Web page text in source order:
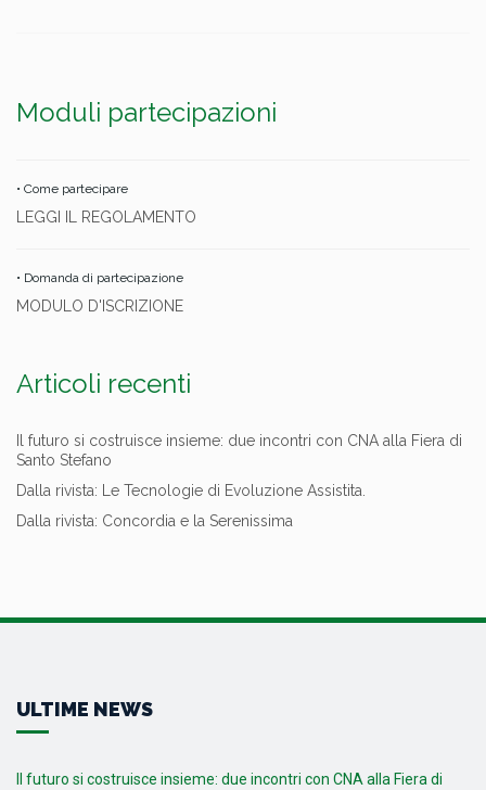
Moduli partecipazioni
• Come partecipare
LEGGI IL REGOLAMENTO
• Domanda di partecipazione
MODULO D'ISCRIZIONE
Articoli recenti
Il futuro si costruisce insieme: due incontri con CNA alla Fiera di
Santo Stefano
Dalla rivista: Le Tecnologie di Evoluzione Assistita.
Dalla rivista: Concordia e la Serenissima
ULTIME NEWS
Il futuro si costruisce insieme: due incontri con CNA alla Fiera di